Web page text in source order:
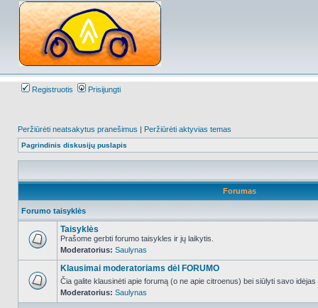
Registruotis Prisijungti
Peržiūrėti neatsakytus pranešimus | Peržiūrėti aktyvias temas
Pagrindinis diskusijų puslapis
Forumas
Forumo taisyklės
NO_UNREAD_POSTS
Taisyklės
Prašome gerbti forumo taisykles ir jų laikytis.
Moderatorius: Saulynas
NO_UNREAD_POSTS
Klausimai moderatoriams dėl FORUMO
Čia galite klausinėti apie forumą (o ne apie citroenus) bei siūlyti savo
Moderatorius: Saulynas